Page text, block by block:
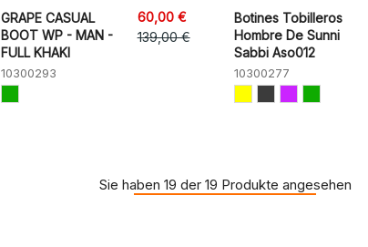
GRAPE CASUAL
BOOT WP - MAN -
FULL KHAKI
10300293
60,00 €
139,00 €
Botines Tobilleros
Hombre De Sunni
Sabbi Aso012
10300277
Sie haben 19 der 19 Produkte angesehen